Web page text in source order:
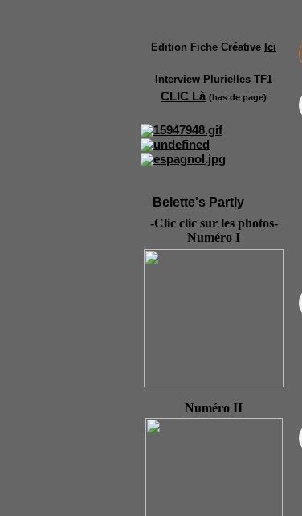
Edition Fiche Créative Ici
Interview Plurielles TF1
CLIC Là (bas de page)
Belette's Partly
-Clic clic sur les photos-
Numéro I
Numéro II